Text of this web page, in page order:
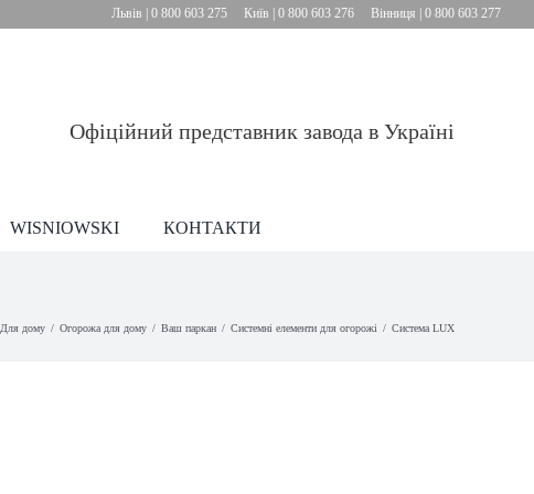
Львів | 0 800 603 275 Київ | 0 800 603 276 Вінниця | 0 800 603 277
Офіційний представник завода в Україні
WISNIOWSKI КОНТАКТИ
Для дому Огорожа для дому Ваш паркан Системні елементи для огорожі Система LUX